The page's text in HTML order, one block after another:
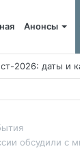
Анонсы
2026: даты и
обсудили с